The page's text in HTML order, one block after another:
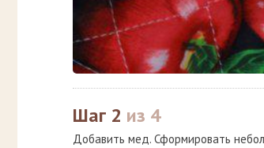
Шаг 2 из 4
Добавить мед. Сформировать